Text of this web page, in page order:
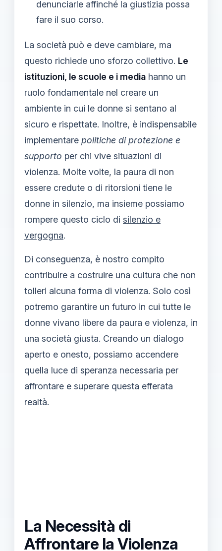
denunciarle affinché la giustizia possa
fare il suo corso.
La società può e deve cambiare, ma
questo richiede uno sforzo collettivo. Le
istituzioni, le scuole e i media hanno un
ruolo fondamentale nel creare un
ambiente in cui le donne si sentano al
sicuro e rispettate. Inoltre, è indispensabile
implementare politiche di protezione e
supporto per chi vive situazioni di
violenza. Molte volte, la paura di non
essere credute o di ritorsioni tiene le
donne in silenzio, ma insieme possiamo
rompere questo ciclo di silenzio e
vergogna.
Di conseguenza, è nostro compito
contribuire a costruire una cultura che non
tolleri alcuna forma di violenza. Solo così
potremo garantire un futuro in cui tutte le
donne vivano libere da paura e violenza, in
una società giusta. Creando un dialogo
aperto e onesto, possiamo accendere
quella luce di speranza necessaria per
affrontare e superare questa efferata
realtà.
La Necessità di
Affrontare la Violenza